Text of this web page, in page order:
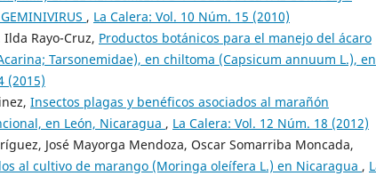
, La Calera: Vol. 10 Núm. 15 (2010)
Rayo-Cruz, Productos botánicos para el manejo del ácaro
Tarsonemidae), en chiltoma (Capsicum annuum L.), en
(2015)
Insectos plagas y benéficos asociados al marañón
en León, Nicaragua , La Calera: Vol. 12 Núm. 18 (2012)
José Mayorga Mendoza, Oscar Somarriba Moncada,
al cultivo de marango (Moringa oleífera L.) en Nicaragua ,